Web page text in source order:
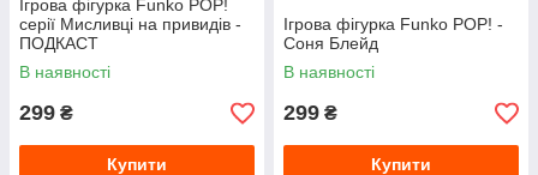
Ігрова фігурка Funko POP!
серії Мисливці на привидів -
ПОДКАСТ
В наявності
299 ₴
Купити
Ігрова фігурка Funko POP! -
Соня Блейд
В наявності
299 ₴
Купити